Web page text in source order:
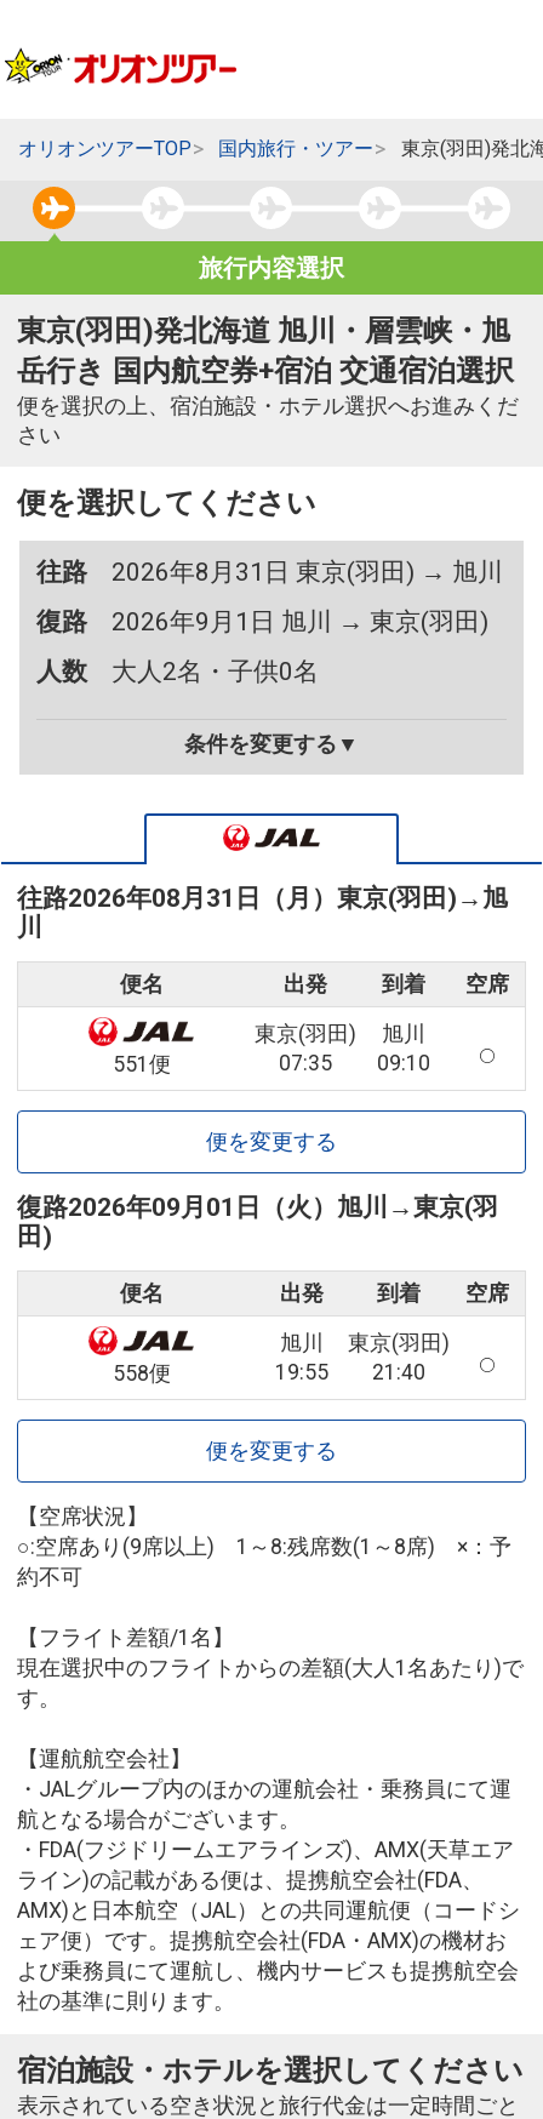
オリオンツアーTOP 国内旅行・ツアー 東京(羽田)発北
旅行内容選択
東京(羽田)発北海道 旭川・層雲峡・旭
岳行き 国内航空券+宿泊 交通宿泊選択
便を選択の上、宿泊施設・ホテル選択へお進みくだ
さい
便を選択してください
往路
2026年8月31日 東京(羽田) → 旭川
復路
2026年9月1日 旭川 → 東京(羽田)
人数
大人2名・子供0名
条件を変更する▼
往路2026年08月31日（月） 東京(羽田) → 旭
川
便名 出発 到着 空席
551便
東京(羽田)
07:35
旭川
09:10
便を変更する
復路2026年09月01日（火） 旭川 →東京(羽
田)
便名 出発 到着 空席
558便
旭川
19:55
東京(羽田)
21:40
便を変更する
【空席状況】
○:空席あり(9席以上) 1～8:残席数(1～8席) ×：予
約不可
【フライト差額/1名】
現在選択中のフライトからの差額(大人1名あたり)で
す。
【運航航空会社】
・JALグループ内のほかの運航会社・乗務員にて運
航となる場合がございます。
・FDA(フジドリームエアラインズ)、AMX(天草エア
ライン)の記載がある便は、提携航空会社(FDA、
AMX)と日本航空（JAL）との共同運航便（コードシ
ェア便）です。提携航空会社(FDA・AMX)の機材お
よび乗務員にて運航し、機内サービスも提携航空会
社の基準に則ります。
宿泊施設・ホテルを選択してください
表示されている空き状況と旅行代金は一定時間ごと